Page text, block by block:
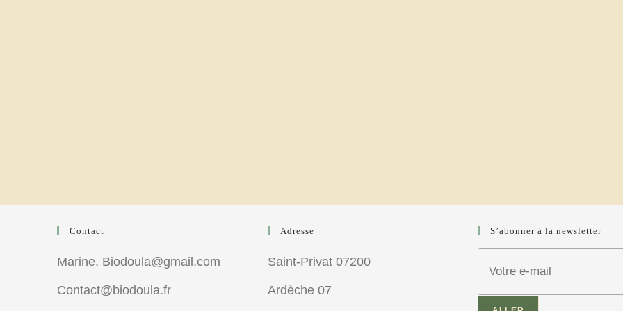
Contact
Marine. Biodoula@gmail.com
Contact@biodoula.fr
Adresse
Saint-Privat 07200
Ardèche 07
S’abonner à la newsletter